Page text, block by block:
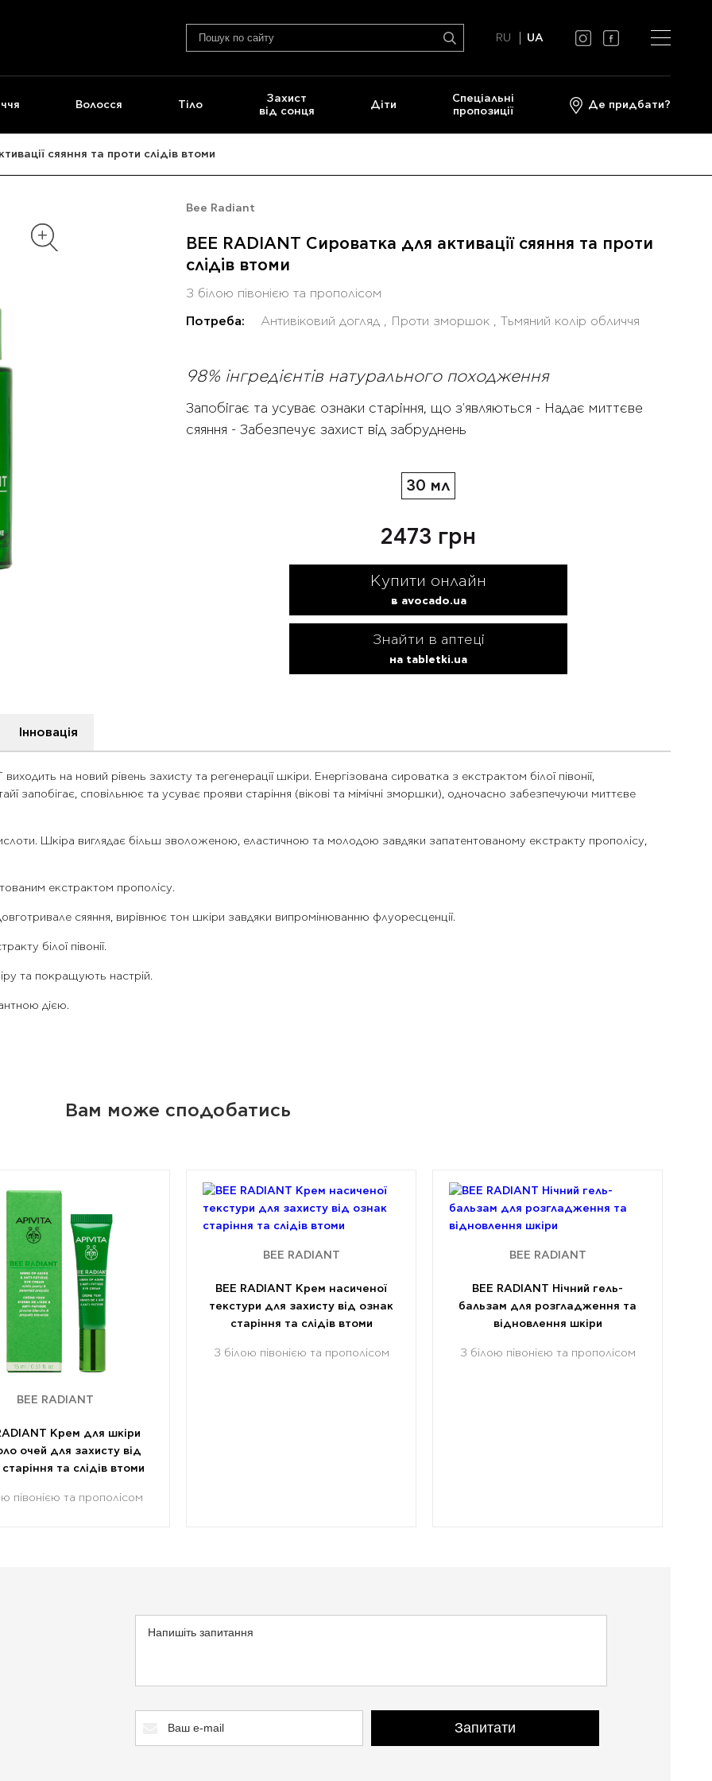
RU UA
Волосся Тіло
Захист
від сонця
Діти
Спеціальні
пропозиції
Де придбати?
сяяння та проти слідів втоми
Bee Radiant
BEE RADIANT Сироватка для активації сяяння та проти
слідів втоми
З білою півонією та прополісом
Потреба: Антивіковий догляд , Проти зморшок , Тьмяний колір обличчя
98% інгредієнтів натурального походження
Запобігає та усуває ознаки старіння, що з'являються - Надає миттєве
сяяння - Забезпечує захист від забруднень
30 мл
2473 грн
Купити онлайн
в avocado.ua
Знайти в аптеці
на tabletki.ua
Інновація
на новий рівень захисту та регенерації шкіри. Енергізована сироватка з екстрактом білої півонії,
запобігає, сповільнює та усуває прояви старіння (вікові та мімічні зморшки), одночасно забезпечуючи миттєве
Шкіра виглядає більш зволоженою, еластичною та молодою завдяки запатентованому екстракту прополісу,
екстрактом прополісу.
сяяння, вирівнює тон шкіри завдяки випромінюванню флуоресценції.
білої півонії.
та покращують настрій.
дією.
Вам може сподобатись
BEE RADIANT
Крем для шкіри
очей для захисту від
та слідів втоми
півонією та прополісом
BEE RADIANT
BEE RADIANT Крем насиченої
текстури для захисту від ознак
старіння та слідів втоми
З білою півонією та прополісом
BEE RADIANT
BEE RADIANT Нічний гель-
бальзам для розгладження та
відновлення шкіри
З білою півонією та прополісом
Запитати